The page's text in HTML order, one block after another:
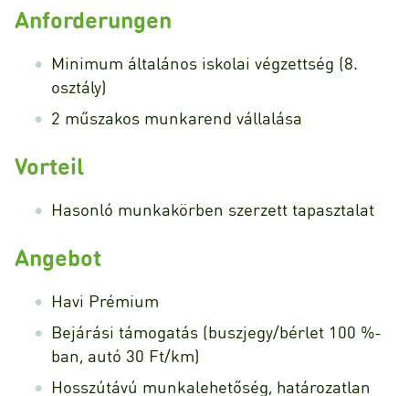
Anforderungen
Minimum általános iskolai végzettség (8.
osztály)
2 műszakos munkarend vállalása
Vorteil
Hasonló munkakörben szerzett tapasztalat
Angebot
Havi Prémium
Bejárási támogatás (buszjegy/bérlet 100 %-
ban, autó 30 Ft/km)
Hosszútávú munkalehetőség, határozatlan